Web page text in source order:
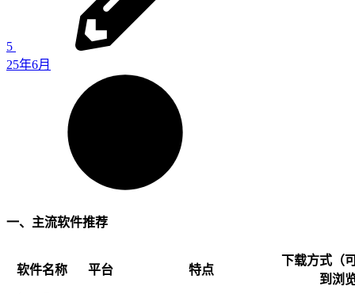
5
25年6月
一、主流软件推荐
软件名称 平台 特点
下载方式（
到浏